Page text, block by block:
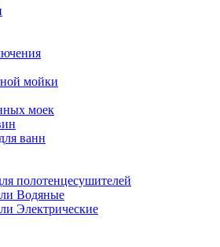
мойки
моек
ванн
полотенцесушителей
Водяные
Электрические